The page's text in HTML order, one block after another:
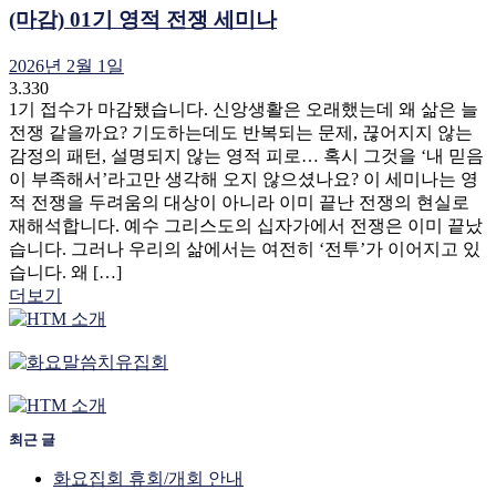
(마감) 01기 영적 전쟁 세미나
2026년 2월 1일
3.330
1기 접수가 마감됐습니다. 신앙생활은 오래했는데 왜 삶은 늘
전쟁 같을까요? 기도하는데도 반복되는 문제, 끊어지지 않는
감정의 패턴, 설명되지 않는 영적 피로… 혹시 그것을 ‘내 믿음
이 부족해서’라고만 생각해 오지 않으셨나요? 이 세미나는 영
적 전쟁을 두려움의 대상이 아니라 이미 끝난 전쟁의 현실로
재해석합니다. 예수 그리스도의 십자가에서 전쟁은 이미 끝났
습니다. 그러나 우리의 삶에서는 여전히 ‘전투’가 이어지고 있
습니다. 왜 […]
더보기
최근 글
화요집회 휴회/개회 안내